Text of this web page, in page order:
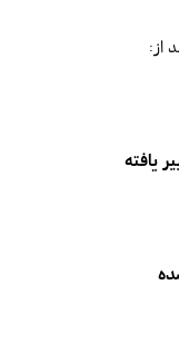
از:
یافته